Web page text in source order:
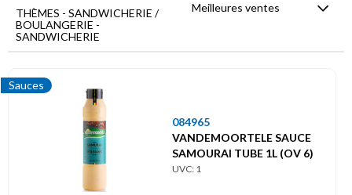
Promotions
Déstockage
THÈMES - SANDWICHERIE /
BOULANGERIE -
SANDWICHERIE
Meilleures ventes
Sauces
084965
VANDEMOORTELE SAUCE
SAMOURAI TUBE 1L (OV 6)
UVC: 1